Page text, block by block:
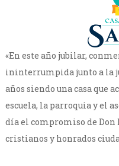
«En este año jubilar,
ininterrumpida junto a la
años siendo una casa que
escuela, la parroquia y el
día el compromiso de Don
cristianos y honrados